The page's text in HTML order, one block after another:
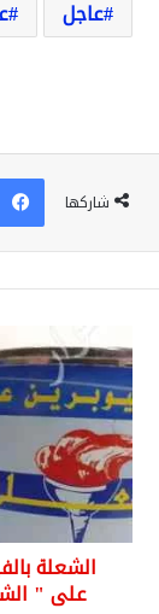
عاجل
شاركها
بالفيديو
ادمان
الأطفال
في
سوريا
على
"
الشعلة
الشعلة
على "